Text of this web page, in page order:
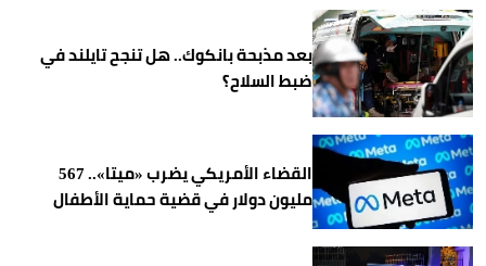
بعد مذبحة بانكوك.. هل تنجح تايلند في
ضبط السلاح؟
القضاء الأمريكي يضرب «ميتا».. 567
مليون دولار في قضية حماية الأطفال